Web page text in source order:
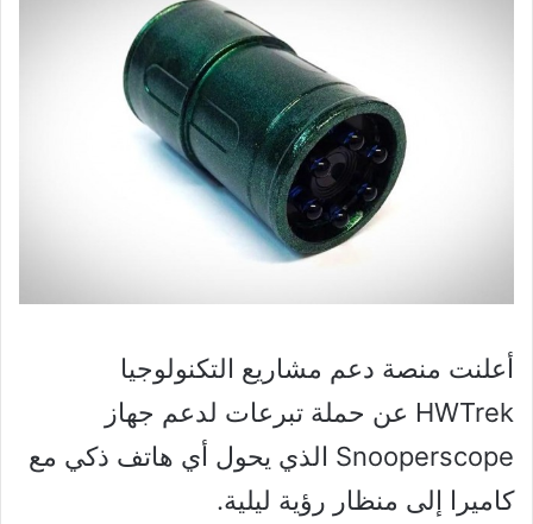
أعلنت منصة دعم مشاريع التكنولوجيا
HWTrek عن حملة تبرعات لدعم جهاز
Snooperscope الذي يحول أي هاتف ذكي مع
كاميرا إلى منظار رؤية ليلية.